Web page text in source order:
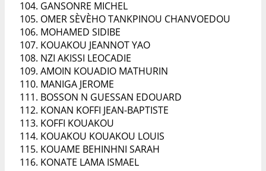
GANSONRE MICHEL
OMER SÈVÈHO TANKPINOU CHANVOEDOU
MOHAMED SIDIBE
KOUAKOU JEANNOT YAO
NZI AKISSI LEOCADIE
AMOIN KOUADIO MATHURIN
MANIGA JEROME
BOSSON N GUESSAN EDOUARD
KONAN KOFFI JEAN-BAPTISTE
KOFFI KOUAKOU
KOUAKOU KOUAKOU LOUIS
KOUAME BEHINHNI SARAH
KONATE LAMA ISMAEL